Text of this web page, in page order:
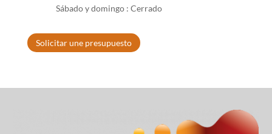
Sábado y domingo : Cerrado
Solicitar une presupuesto